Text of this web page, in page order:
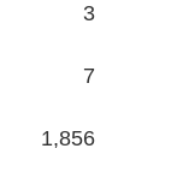
3
7
1,856